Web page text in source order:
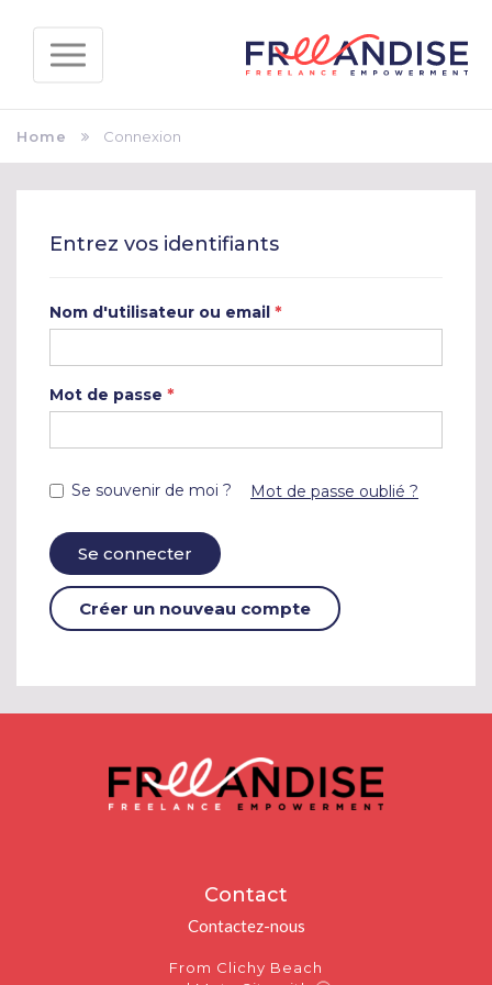
Home Connexion
Entrez vos identifiants
Nom d'utilisateur ou email *
Mot de passe *
Se souvenir de moi ? Mot de passe oublié ?
Se connecter
Créer un nouveau compte
Contact
Contactez-nous
From Clichy Beach